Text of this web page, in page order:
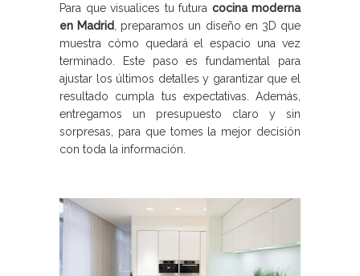
Para que visualices tu futura cocina moderna
en Madrid
, preparamos un diseño en 3D que
muestra cómo quedará el espacio una vez
terminado. Este paso es fundamental para
ajustar los últimos detalles y garantizar que el
resultado cumpla tus expectativas. Además,
entregamos un presupuesto claro y sin
sorpresas, para que tomes la mejor decisión
con toda la información.